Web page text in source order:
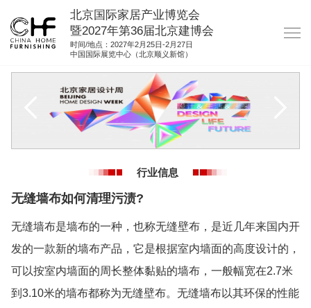
北京国际家居产业博览会
暨2027年第36届北京建博会
时间/地点：2027年2月25日-2月27日
中国国际展览中心（北京顺义新馆）
资料下载
集团展会
行业信息
无缝墙布如何清理污渍?
无缝墙布是墙布的一种，也称无缝壁布，是近几年来国内开
发的一款新的墙布产品，它是根据室内墙面的高度设计的，
可以按室内墙面的周长整体黏贴的墙布，一般幅宽在2.7米
到3.10米的墙布都称为无缝壁布。无缝墙布以其环保的性能